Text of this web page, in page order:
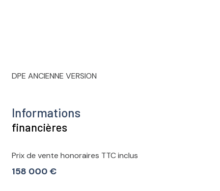
DPE ANCIENNE VERSION
Informations
financières
Prix de vente honoraires TTC inclus
158 000 €